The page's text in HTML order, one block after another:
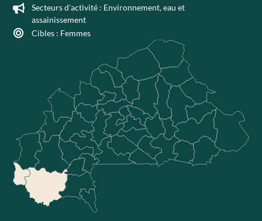
Secteurs d'activité : Environnement, eau et
assainissement
Cibles : Femmes